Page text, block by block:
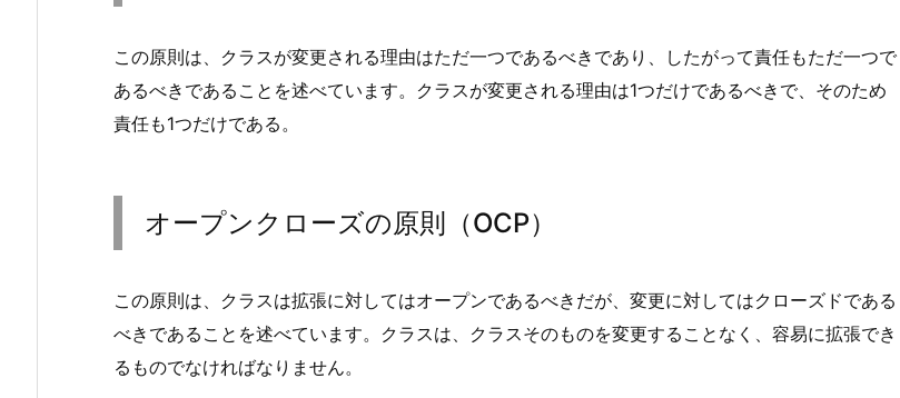
原
（S
R
オ
ン
ク
ロ
この原則は、クラスが変更される理由はただ一つであるべきであり、したがって責任もただ一つで
あるべきであることを述べています。クラスが変更される理由は1つだけであるべきで、そのため
責任も1つだけである。
オープンクローズの原則（OCP）
この原則は、クラスは拡張に対してはオープンであるべきだが、変更に対してはクローズドである
べきであることを述べています。クラスは、クラスそのものを変更することなく、容易に拡張でき
るものでなければなりません。